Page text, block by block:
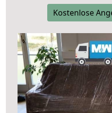
Kostenlose